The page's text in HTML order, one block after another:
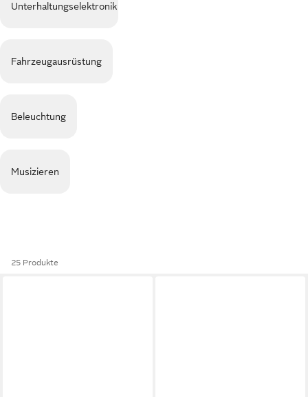
Unterhaltungselektronik
Fahrzeugausrüstung
Beleuchtung
Musizieren
25 Produkte